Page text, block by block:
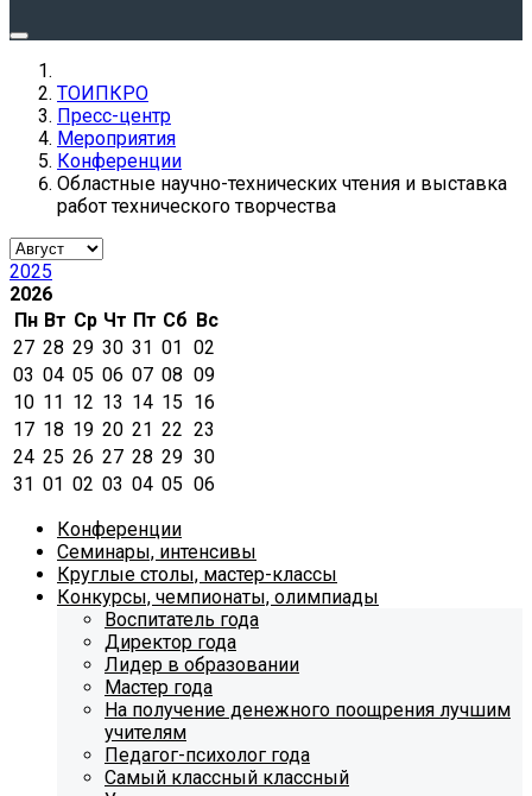
ТОИПКРО
Пресс-центр
Мероприятия
Конференции
Областные научно-технических чтения и выставка
работ технического творчества
2025
2026
Пн Вт Ср Чт Пт Сб Вс
27 28 29 30 31 01 02
03 04 05 06 07 08 09
10 11 12 13 14 15 16
17 18 19 20 21 22 23
24 25 26 27 28 29 30
31 01 02 03 04 05 06
Конференции
Семинары, интенсивы
Круглые столы, мастер-классы
Конкурсы, чемпионаты, олимпиады
Воспитатель года
Директор года
Лидер в образовании
Мастер года
На получение денежного поощрения лучшим
учителям
Педагог-психолог года
Самый классный классный